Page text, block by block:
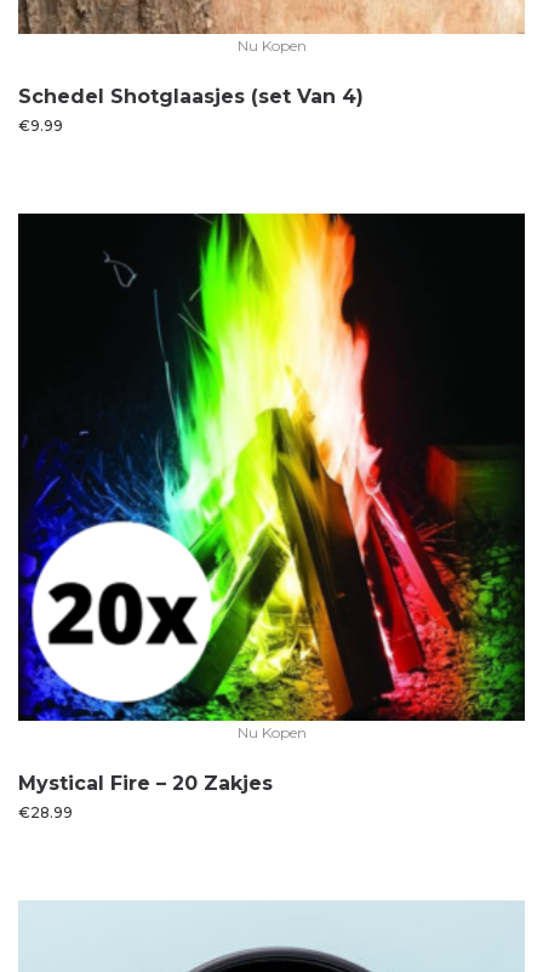
Nu Kopen
Schedel Shotglaasjes (set Van 4)
€9.99
Nu Kopen
Mystical Fire – 20 Zakjes
€28.99